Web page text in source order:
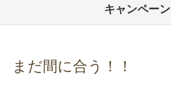
中古車
キャンペーン
まだ間に合う！！